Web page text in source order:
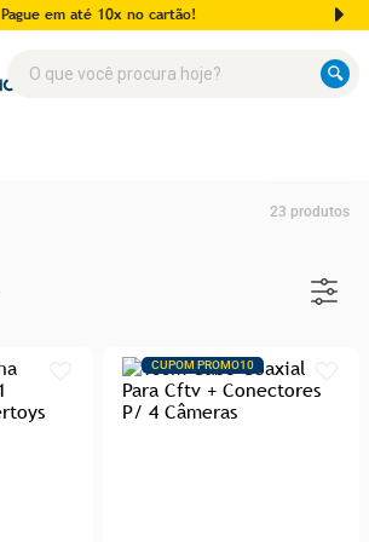
Pague em até 10x no cartão!
23 produtos
CUPOM PROMO10